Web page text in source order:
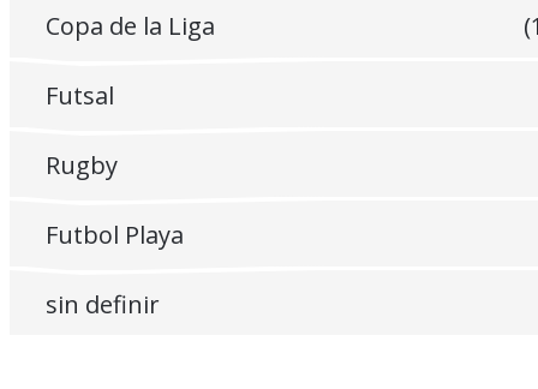
Copa de la Liga
Futsal
Rugby
Futbol Playa
sin definir